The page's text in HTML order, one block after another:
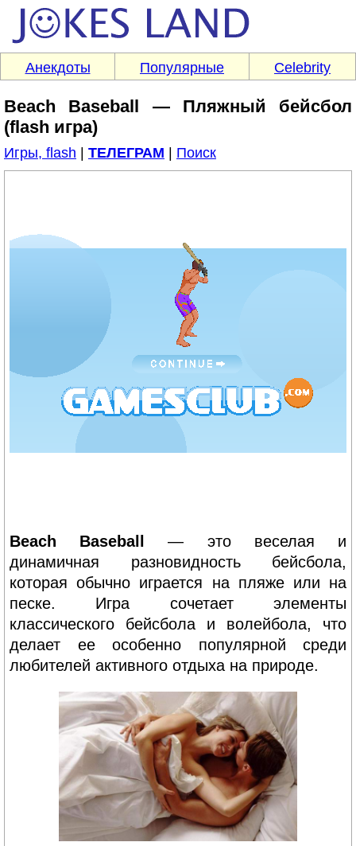
Анекдоты Популярные Celebrity
Beach Baseball — Пляжный бейсбол
(flash игра)
Игры, flash ТЕЛЕГРАМ Поиск
Beach Baseball
— это веселая и
динамичная разновидность бейсбола,
которая обычно играется на пляже или на
песке. Игра сочетает элементы
классического бейсбола и волейбола, что
делает ее особенно популярной среди
любителей активного отдыха на природе.